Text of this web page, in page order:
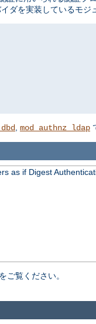
ダを実装しているモ
mod_authnz_ldap
as if Digest
ご覧ください。